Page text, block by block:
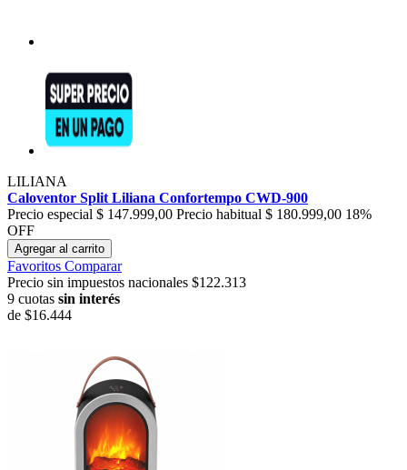
LILIANA
Caloventor Split Liliana Confortempo CWD-900
Precio especial $ 147.999,00 Precio habitual $ 180.999,00 18%
OFF
Agregar al carrito
Favoritos Comparar
Precio sin impuestos nacionales $122.313
9 cuotas sin interés
de $16.444